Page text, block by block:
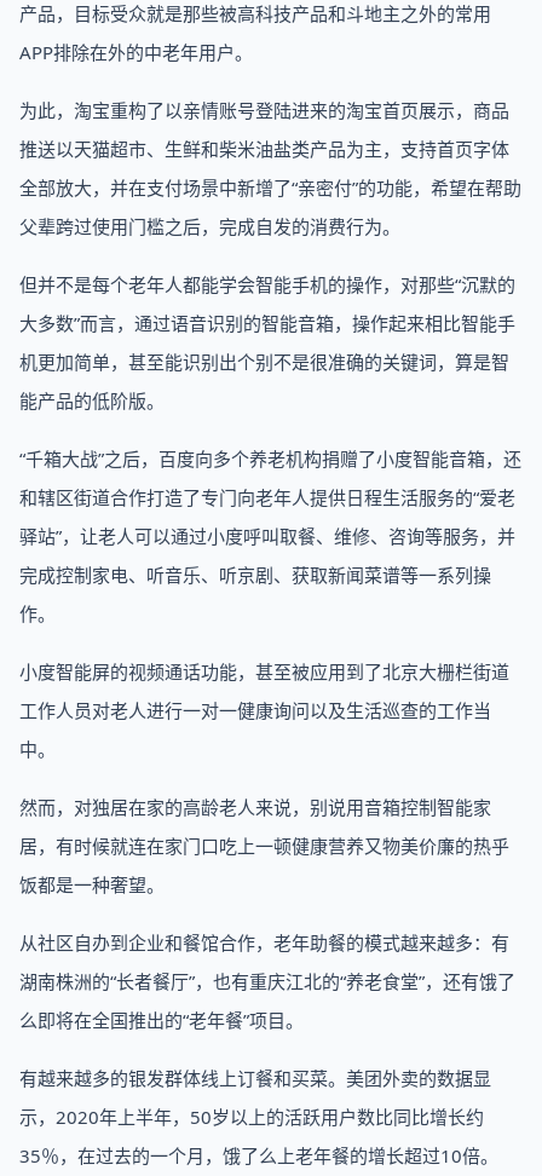
产品，目标受众就是那些被高科技产品和斗地主之外的常用
APP排除在外的中老年用户。
为此，淘宝重构了以亲情账号登陆进来的淘宝首页展示，商品
推送以天猫超市、生鲜和柴米油盐类产品为主，支持首页字体
全部放大，并在支付场景中新增了“亲密付”的功能，希望在帮助
父辈跨过使用门槛之后，完成自发的消费行为。
但并不是每个老年人都能学会智能手机的操作，对那些“沉默的
大多数”而言，通过语音识别的智能音箱，操作起来相比智能手
机更加简单，甚至能识别出个别不是很准确的关键词，算是智
能产品的低阶版。
“千箱大战”之后，百度向多个养老机构捐赠了小度智能音箱，还
和辖区街道合作打造了专门向老年人提供日程生活服务的“爱老
驿站”，让老人可以通过小度呼叫取餐、维修、咨询等服务，并
完成控制家电、听音乐、听京剧、获取新闻菜谱等一系列操
作。
小度智能屏的视频通话功能，甚至被应用到了北京大栅栏街道
工作人员对老人进行一对一健康询问以及生活巡查的工作当
中。
然而，对独居在家的高龄老人来说，别说用音箱控制智能家
居，有时候就连在家门口吃上一顿健康营养又物美价廉的热乎
饭都是一种奢望。
从社区自办到企业和餐馆合作，老年助餐的模式越来越多：有
湖南株洲的“长者餐厅”，也有重庆江北的“养老食堂”，还有饿了
么即将在全国推出的“老年餐”项目。
有越来越多的银发群体线上订餐和买菜。美团外卖的数据显
示，2020年上半年，50岁以上的活跃用户数比同比增长约
35％，在过去的一个月，饿了么上老年餐的增长超过10倍。